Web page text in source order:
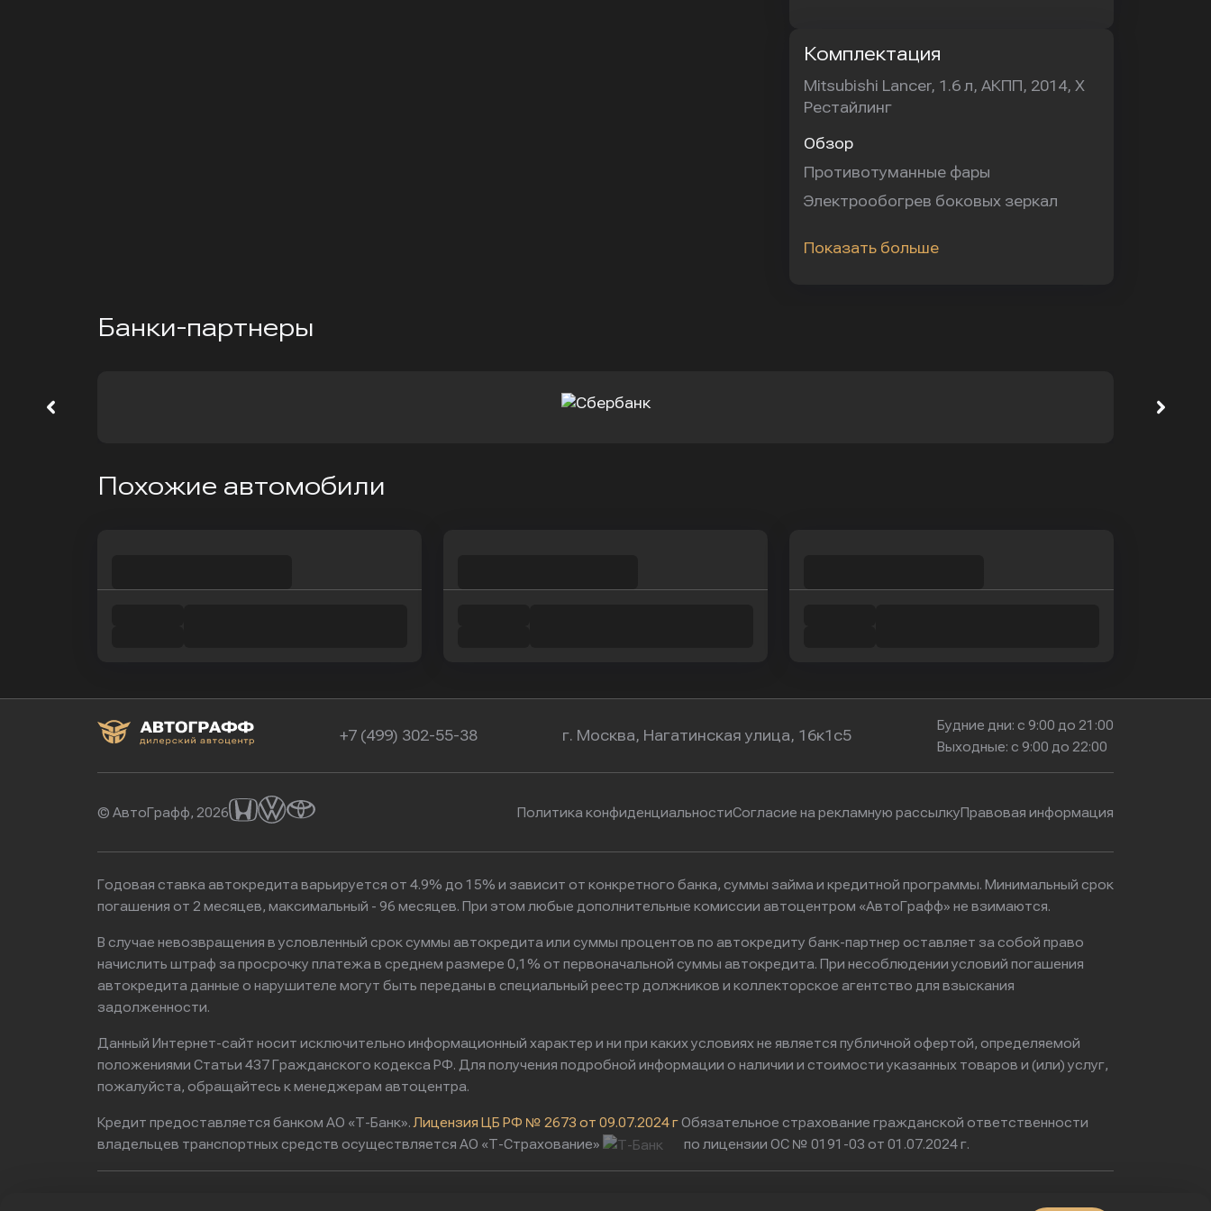
Комплектация
Mitsubishi Lancer, 1.6 л, АКПП, 2014, X
Рестайлинг
Обзор
Противотуманные фары
Электрообогрев боковых зеркал
Показать больше
Банки-партнеры
Похожие автомобили
+7 (499) 302-55-38 г. Москва, Нагатинская улица, 16к1с5
Будние дни: с 9:00 до 21:00
Выходные: с 9:00 до 22:00
© АвтоГрафф, 2026 Политика конфиденциальностиСогласие на рекламную рассылкуПравовая информация
Годовая ставка автокредита варьируется от 4.9% до 15% и зависит от конкретного банка, суммы займа и кредитной программы. Минимальный срок
погашения от 2 месяцев, максимальный - 96 месяцев. При этом любые дополнительные комиссии автоцентром «АвтоГрафф» не взимаются.
В случае невозвращения в условленный срок суммы автокредита или суммы процентов по автокредиту банк-партнер оставляет за собой право
начислить штраф за просрочку платежа в среднем размере 0,1% от первоначальной суммы автокредита. При несоблюдении условий погашения
автокредита данные о нарушителе могут быть переданы в специальный реестр должников и коллекторское агентство для взыскания
задолженности.
Данный Интернет-сайт носит исключительно информационный характер и ни при каких условиях не является публичной офертой, определяемой
положениями Статьи 437 Гражданского кодекса РФ. Для получения подробной информации о наличии и стоимости указанных товаров и (или) услуг,
пожалуйста, обращайтесь к менеджерам автоцентра.
Кредит предоставляется банком АО «Т-Банк». Лицензия ЦБ РФ № 2673 от 09.07.2024 гОбязательное страхование гражданской ответственности
владельцев транспортных средств осуществляется АО «Т-Страхование»
по лицензии ОС № 0191-03 от 01.07.2024 г.